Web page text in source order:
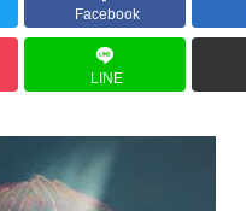
Facebook
LINE